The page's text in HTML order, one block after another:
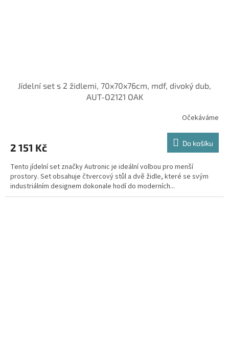
Jídelní set s 2 židlemi, 70x70x76cm, mdf, divoký dub,
AUT-O2121 OAK
Očekáváme
2 151 Kč Do košíku
Tento jídelní set značky Autronic je ideální volbou pro menší
prostory. Set obsahuje čtvercový stůl a dvě židle, které se svým
industriálním designem dokonale hodí do moderních...